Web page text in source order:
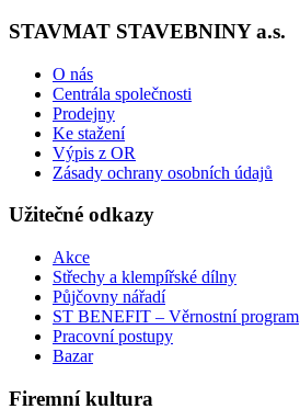
STAVMAT STAVEBNINY a.s.
O nás
Centrála společnosti
Prodejny
Ke stažení
Výpis z OR
Zásady ochrany osobních údajů
Užitečné odkazy
Akce
Střechy a klempířské dílny
Půjčovny nářadí
ST BENEFIT – Věrnostní program
Pracovní postupy
Bazar
Firemní kultura